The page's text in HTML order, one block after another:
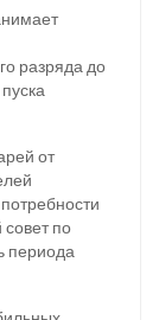
разряда до
от
по
периода